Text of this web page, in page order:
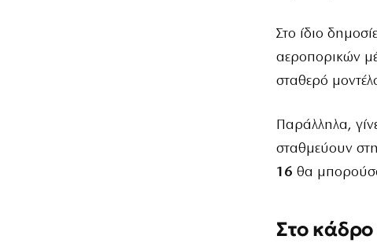
Στο ίδιο
αεροπορικών
σταθερό
Παράλληλα,
σταθμεύουν
16 θα
Στο κάδρο